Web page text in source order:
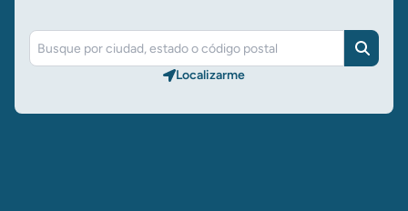
Buscar
Localizarme​​​​​​​